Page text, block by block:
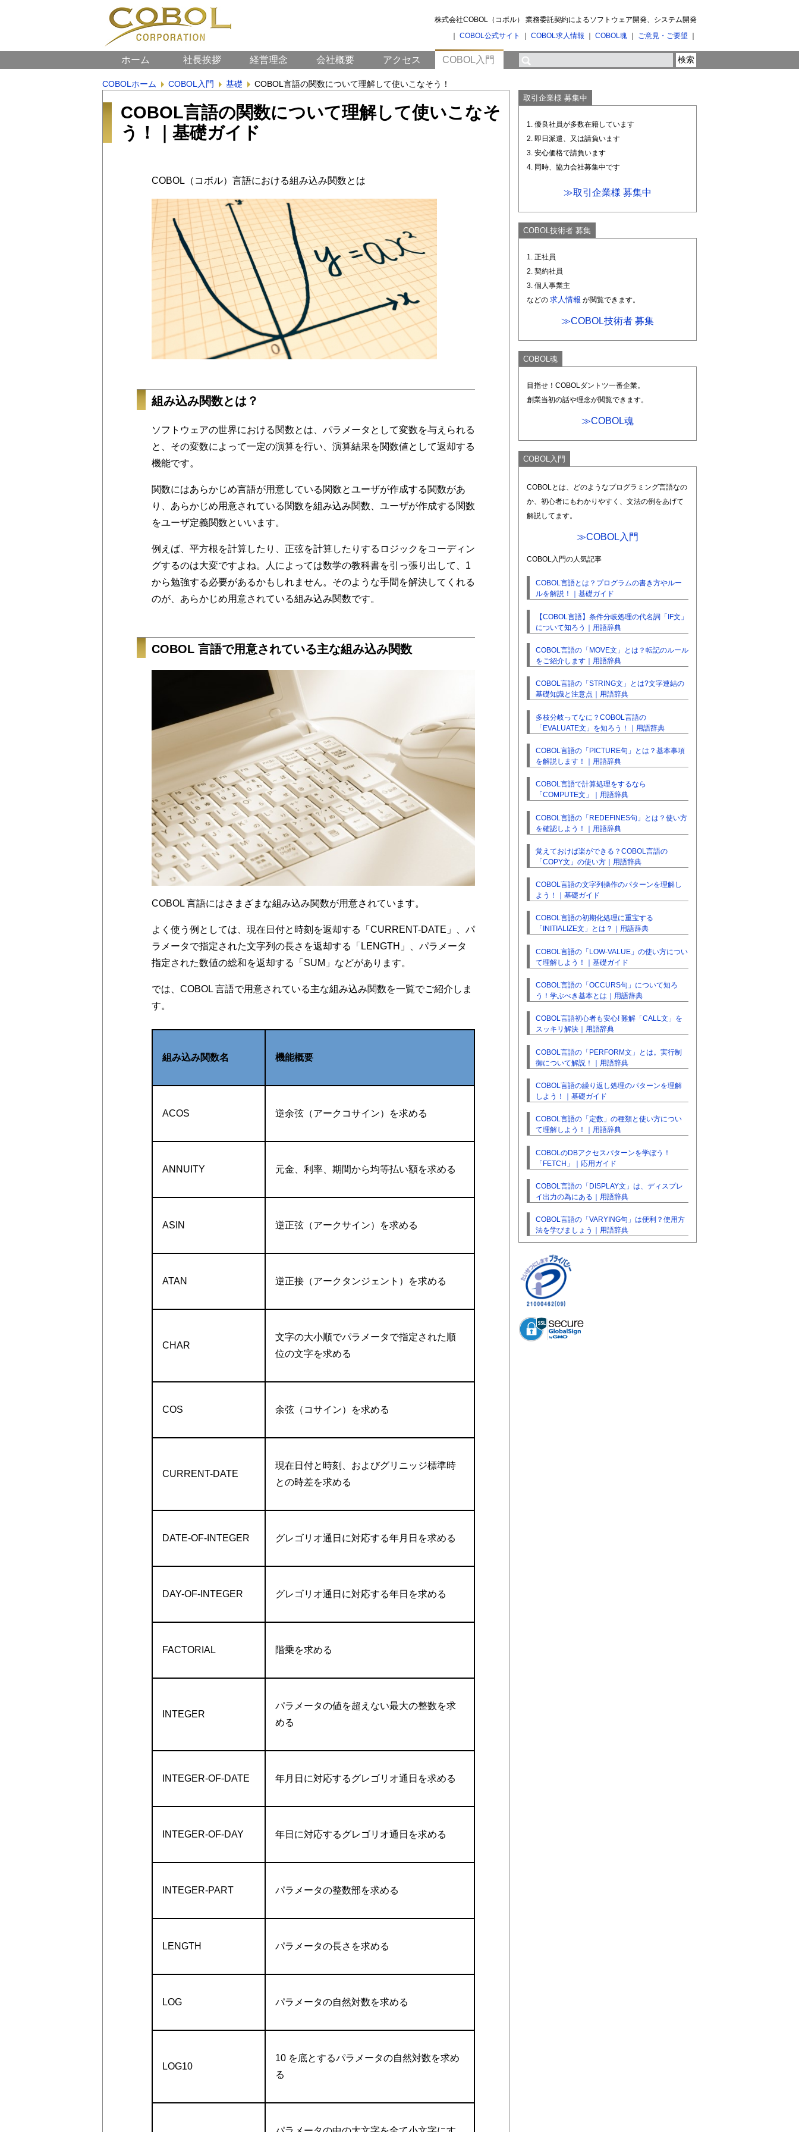
株式会社COBOL（コボル） 業務委託契約によるソフトウェア開発、システム開発
COBOL公式サイト COBOL求人情報 COBOL魂 ご意見・ご要望
ホーム 社長挨拶 経営理念 会社概要 アクセス COBOL入門
COBOLホーム COBOL入門 基礎 COBOL言語の関数について理解して使いこなそう！
COBOL言語の関数について理解して使いこなそ
う！｜基礎ガイド
COBOL（コボル）言語における組み込み関数とは
組み込み関数とは？
ソフトウェアの世界における関数とは、パラメータとして変数を与えられる
と、その変数によって一定の演算を行い、演算結果を関数値として返却する
機能です。
関数にはあらかじめ言語が用意している関数とユーザが作成する関数があ
り、あらかじめ用意されている関数を組み込み関数、ユーザが作成する関数
をユーザ定義関数といいます。
例えば、平方根を計算したり、正弦を計算したりするロジックをコーディン
グするのは大変ですよね。人によっては数学の教科書を引っ張り出して、1
から勉強する必要があるかもしれません。そのような手間を解決してくれる
のが、あらかじめ用意されている組み込み関数です。
COBOL 言語で用意されている主な組み込み関数
COBOL 言語にはさまざまな組み込み関数が用意されています。
よく使う例としては、現在日付と時刻を返却する「CURRENT-DATE」、パ
ラメータで指定された文字列の長さを返却する「LENGTH」、パラメータ
指定された数値の総和を返却する「SUM」などがあります。
では、COBOL 言語で用意されている主な組み込み関数を一覧でご紹介しま
す。
組み込み関数名 機能概要
ACOS 逆余弦（アークコサイン）を求める
ANNUITY 元金、利率、期間から均等払い額を求める
ASIN 逆正弦（アークサイン）を求める
ATAN 逆正接（アークタンジェント）を求める
CHAR
文字の大小順でパラメータで指定された順
位の文字を求める
COS 余弦（コサイン）を求める
CURRENT-DATE
現在日付と時刻、およびグリニッジ標準時
との時差を求める
DATE-OF-INTEGER グレゴリオ通日に対応する年月日を求める
DAY-OF-INTEGER グレゴリオ通日に対応する年日を求める
FACTORIAL 階乗を求める
INTEGER
パラメータの値を超えない最大の整数を求
める
INTEGER-OF-DATE 年月日に対応するグレゴリオ通日を求める
INTEGER-OF-DAY 年日に対応するグレゴリオ通日を求める
INTEGER-PART パラメータの整数部を求める
LENGTH パラメータの長さを求める
LOG パラメータの自然対数を求める
LOG10
10 を底とするパラメータの自然対数を求め
る
取引企業様 募集中
1. 優良社員が多数在籍しています
2. 即日派遣、又は請負います
3. 安心価格で請負います
4. 同時、協力会社募集中です
≫取引企業様 募集中
COBOL技術者 募集
1. 正社員
2. 契約社員
3. 個人事業主
などの 求人情報 が閲覧できます。
≫COBOL技術者 募集
COBOL魂
目指せ！COBOLダントツ一番企業。
創業当初の話や理念が閲覧できます。
≫COBOL魂
COBOL入門
COBOLとは、どのようなプログラミング言語なの
か、初心者にもわかりやすく、文法の例をあげて
解説してます。
≫COBOL入門
COBOL入門の人気記事
COBOL言語とは？プログラムの書き方やルー
ルを解説！｜基礎ガイド
【COBOL言語】条件分岐処理の代名詞「IF文」
について知ろう｜用語辞典
COBOL言語の「MOVE文」とは？転記のルール
をご紹介します｜用語辞典
COBOL言語の「STRING文」とは?文字連結の
基礎知識と注意点｜用語辞典
多枝分岐ってなに？COBOL言語の
「EVALUATE文」を知ろう！｜用語辞典
COBOL言語の「PICTURE句」とは？基本事項
を解説します！｜用語辞典
COBOL言語で計算処理をするなら
「COMPUTE文」｜用語辞典
COBOL言語の「REDEFINES句」とは？使い方
を確認しよう！｜用語辞典
覚えておけば楽ができる？COBOL言語の
「COPY文」の使い方｜用語辞典
COBOL言語の文字列操作のパターンを理解し
よう！｜基礎ガイド
COBOL言語の初期化処理に重宝する
「INITIALIZE文」とは？｜用語辞典
COBOL言語の「LOW-VALUE」の使い方につい
て理解しよう！｜基礎ガイド
COBOL言語の「OCCURS句」について知ろ
う！学ぶべき基本とは｜用語辞典
COBOL言語初心者も安心! 難解「CALL文」を
スッキリ解決｜用語辞典
COBOL言語の「PERFORM文」とは。実行制
御について解説！｜用語辞典
COBOL言語の繰り返し処理のパターンを理解
しよう！｜基礎ガイド
COBOL言語の「定数」の種類と使い方につい
て理解しよう！｜用語辞典
COBOLのDBアクセスパターンを学ぼう！
「FETCH」｜応用ガイド
COBOL言語の「DISPLAY文」は、ディスプレ
イ出力の為にある｜用語辞典
COBOL言語の「VARYING句」は便利？使用方
法を学びましょう｜用語辞典